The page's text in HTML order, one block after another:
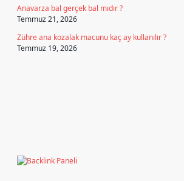
Anavarza bal gerçek bal mıdır ?
Temmuz 21, 2026
Zühre ana kozalak macunu kaç ay kullanılır ?
Temmuz 19, 2026